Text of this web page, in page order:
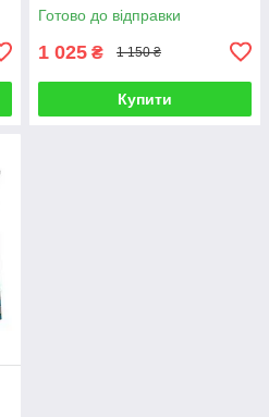
Готово до відправки
1 025 ₴ 1 150 ₴
Купити